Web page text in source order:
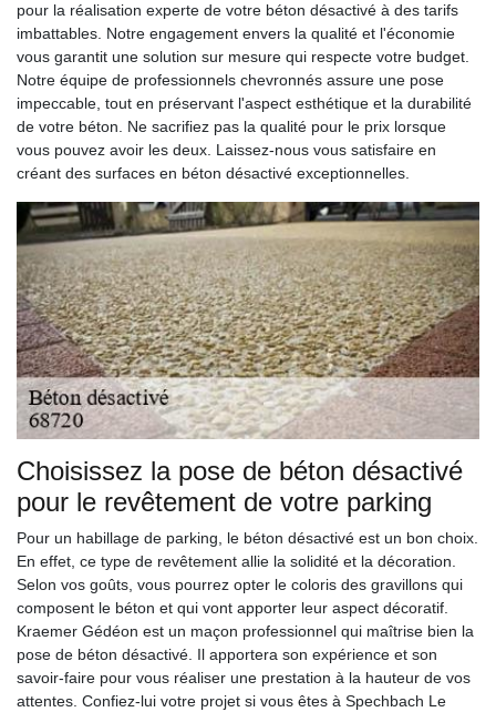
pour la réalisation experte de votre béton désactivé à des tarifs
imbattables. Notre engagement envers la qualité et l'économie
vous garantit une solution sur mesure qui respecte votre budget.
Notre équipe de professionnels chevronnés assure une pose
impeccable, tout en préservant l'aspect esthétique et la durabilité
de votre béton. Ne sacrifiez pas la qualité pour le prix lorsque
vous pouvez avoir les deux. Laissez-nous vous satisfaire en
créant des surfaces en béton désactivé exceptionnelles.
Choisissez la pose de béton désactivé
pour le revêtement de votre parking
Pour un habillage de parking, le béton désactivé est un bon choix.
En effet, ce type de revêtement allie la solidité et la décoration.
Selon vos goûts, vous pourrez opter le coloris des gravillons qui
composent le béton et qui vont apporter leur aspect décoratif.
Kraemer Gédéon est un maçon professionnel qui maîtrise bien la
pose de béton désactivé. Il apportera son expérience et son
savoir-faire pour vous réaliser une prestation à la hauteur de vos
attentes. Confiez-lui votre projet si vous êtes à Spechbach Le